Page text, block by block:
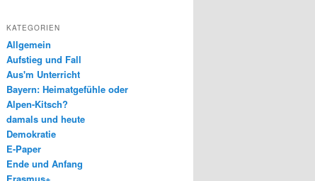
KATEGORIEN
Allgemein
Aufstieg und Fall
Aus'm Unterricht
Bayern: Heimatgefühle oder
Alpen-Kitsch?
damals und heute
Demokratie
E-Paper
Ende und Anfang